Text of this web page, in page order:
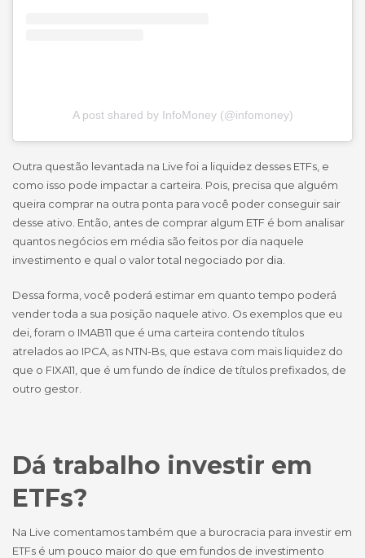
A post shared by InfoMoney (@infomoney)
Outra questão levantada na Live foi a liquidez desses ETFs, e
como isso pode impactar a carteira. Pois, precisa que alguém
queira comprar na outra ponta para você poder conseguir sair
desse ativo. Então, antes de comprar algum ETF é bom analisar
quantos negócios em média são feitos por dia naquele
investimento e qual o valor total negociado por dia.
Dessa forma, você poderá estimar em quanto tempo poderá
vender toda a sua posição naquele ativo. Os exemplos que eu
dei, foram o IMAB11 que é uma carteira contendo títulos
atrelados ao IPCA, as NTN-Bs, que estava com mais liquidez do
que o FIXA11, que é um fundo de índice de títulos prefixados, de
outro gestor.
Dá trabalho investir em
ETFs?
Na Live comentamos também que a burocracia para investir em
ETFs é um pouco maior do que em fundos de investimento